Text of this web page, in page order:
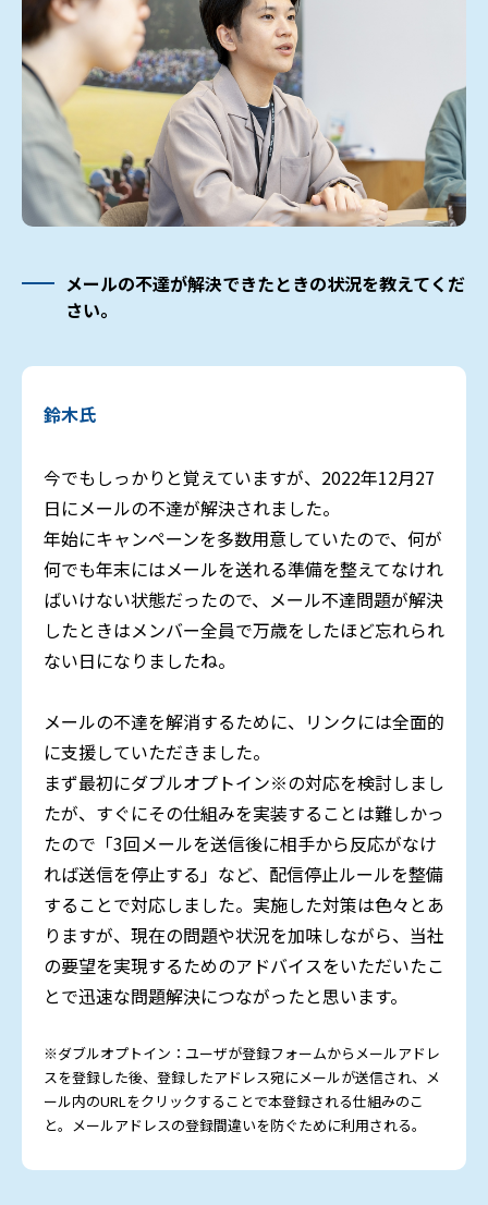
メールの不達が解決できたときの状況を教えてくだ
さい。
鈴木氏
今でもしっかりと覚えていますが、2022年12月27
日にメールの不達が解決されました。
年始にキャンペーンを多数用意していたので、何が
何でも年末にはメールを送れる準備を整えてなけれ
ばいけない状態だったので、メール不達問題が解決
したときはメンバー全員で万歳をしたほど忘れられ
ない日になりましたね。
メールの不達を解消するために、リンクには全面的
に支援していただきました。
まず最初にダブルオプトイン※の対応を検討しまし
たが、すぐにその仕組みを実装することは難しかっ
たので「3回メールを送信後に相手から反応がなけ
れば送信を停止する」など、配信停止ルールを整備
することで対応しました。実施した対策は色々とあ
りますが、現在の問題や状況を加味しながら、当社
の要望を実現するためのアドバイスをいただいたこ
とで迅速な問題解決につながったと思います。
※ダブルオプトイン：ユーザが登録フォームからメールアドレ
スを登録した後、登録したアドレス宛にメールが送信され、メ
ール内のURLをクリックすることで本登録される仕組みのこ
と。メールアドレスの登録間違いを防ぐために利用される。